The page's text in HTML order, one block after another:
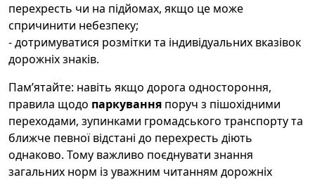
перехресть чи на підйомах, якщо це може
спричинити небезпеку;
- дотримуватися розмітки та індивідуальних вказівок
дорожніх знаків.
Пам’ятайте: навіть якщо дорога одностороння,
правила щодо паркування поруч з пішохідними
переходами, зупинками громадського транспорту та
ближче певної відстані до перехресть діють
однаково. Тому важливо поєднувати знання
загальних норм із уважним читанням дорожніх